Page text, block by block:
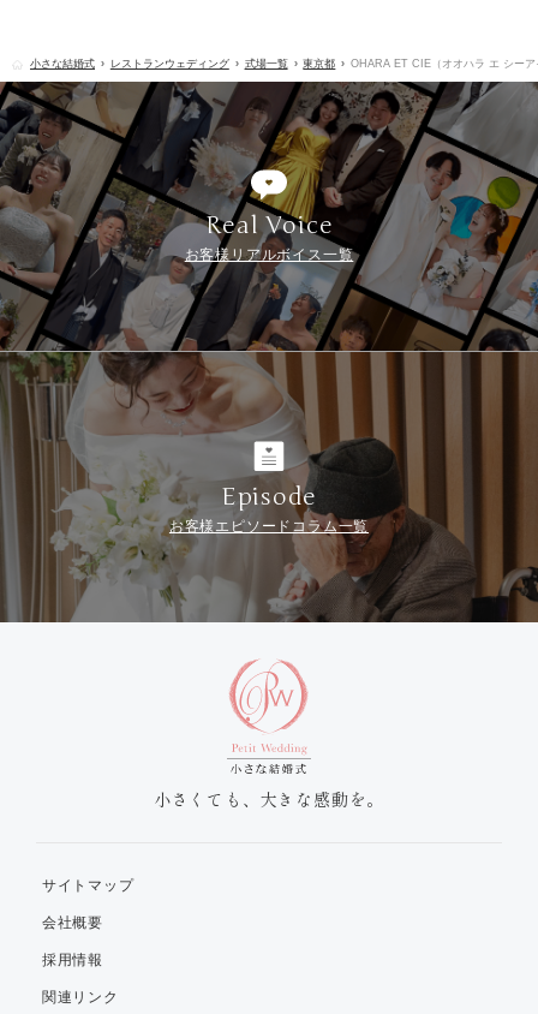
小さな結婚式 レストランウェディング 式場一覧 東京都 OHARA ET CIE（オオハラ エ シーア
Real Voice
お客様リアルボイス一覧
Episode
お客様エピソードコラム一覧
小さくても、大きな感動を。
サイトマップ
会社概要
採用情報
関連リンク